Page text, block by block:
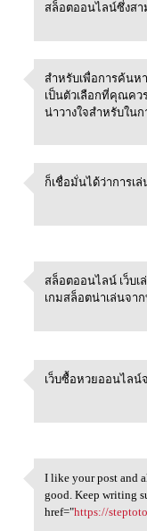
สล็อตออนไลน์ซึ่งส
สำหรับเพื่อ
สำหรับเพื่อการค้นห
เป็นตัวเลือกที่คุณคว
น่าวางใจสำหรับในก
ก็เชื่อมั่นได้ว่
ก็เชื่อมั่นได้ว่าการเ
สล็อตออนไลน์
สล็อตออนไลน์ เว็บเ
เกมสล็อตน่าเล่นจา
เว็บซื้อหวยออนไลน์
I like your post
I like your post and
good. Keep writing
href="https://